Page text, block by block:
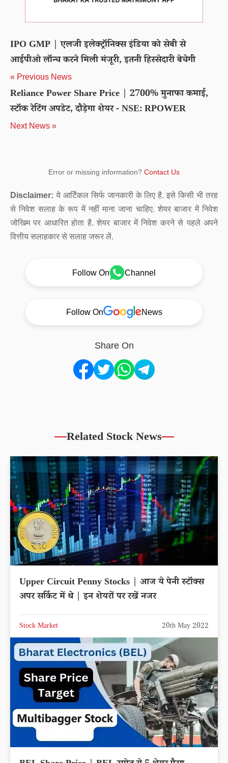
IPO GMP | एलजी इलेक्ट्रॉनिक्स इंडिया को सेबी से
आईपीओ लॉन्च करने मिली मंजूरी, इतनी हिस्सेदारी बेचेगी
« Previous News
Reliance Power Share Price | 2700% मुनाफा कमाई,
स्टॉक रेटिंग अपडेट, दौड़ेगा शेयर - NSE: RPOWER
Next News »
Error or missing information? Contact Us
Disclaimer: ये आर्टिकल सिर्फ जानकारी के लिए है. इसे किसी भी तरह
से निवेश सलाह के रूप में नहीं माना जाना चाहिए. शेयर बाजार में निवेश
जोखिम पर आधारित होता है. शेयर बाजार में निवेश करने से पहले अपने
वित्तीय सलाहकार से सलाह जरूर लें.
Follow On Channel
Follow On News
Share On
Related Stock News
Upper Circuit Penny Stocks | आज ये पेनी स्टॉक्स
अपर सर्किट में थे | इन शेयरों पर रखें नजर
Stock Market 20th May 2022